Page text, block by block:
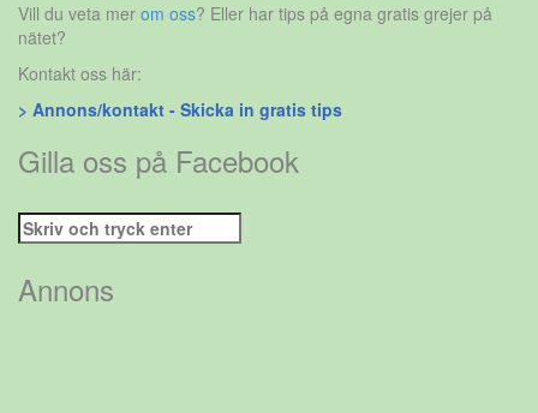
Vill du veta mer om oss? Eller har tips på egna gratis grejer på
nätet?
Kontakt oss här:
> Annons/kontakt - Skicka in gratis tips
Gilla oss på Facebook
Sök
efter:
Annons